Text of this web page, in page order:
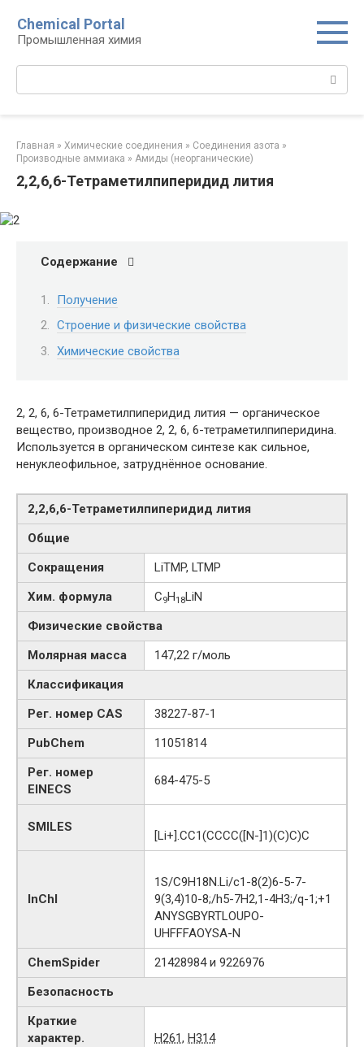
контенту
Chemical Portal
Промышленная химия
Главная » Химические соединения » Соединения азота »
Производные аммиака‎ » Амиды (неорганические)‎
2,2,6,6-Тетраметилпиперидид лития
Содержание
Получение
Строение и физические свойства
Химические свойства
2, 2, 6, 6-Тетраметилпиперидид лития — органическое
вещество, производное 2, 2, 6, 6-тетраметилпиперидина.
Используется в органическом синтезе как сильное,
ненуклеофильное, затруднённое основание.
2,2,6,6-Тетраметилпиперидид лития
Общие
Сокращения
LiTMP, LTMP
Хим. формула
C9H18LiN
Физические свойства
Молярная масса
147,22 г/моль
Классификация
Рег. номер CAS
38227-87-1
PubChem
11051814
Рег. номер
EINECS
684-475-5
SMILES
[Li+].CC1(CCCC([N-]1)(C)C)C
InChI
1S/C9H18N.Li/c1-8(2)6-5-7-
9(3,4)10-8;/h5-7H2,1-4H3;/q-1;+1
ANYSGBYRTLOUPO-
UHFFFAOYSA-N
ChemSpider
21428984 и 9226976
Безопасность
Краткие
характер.
H261, H314